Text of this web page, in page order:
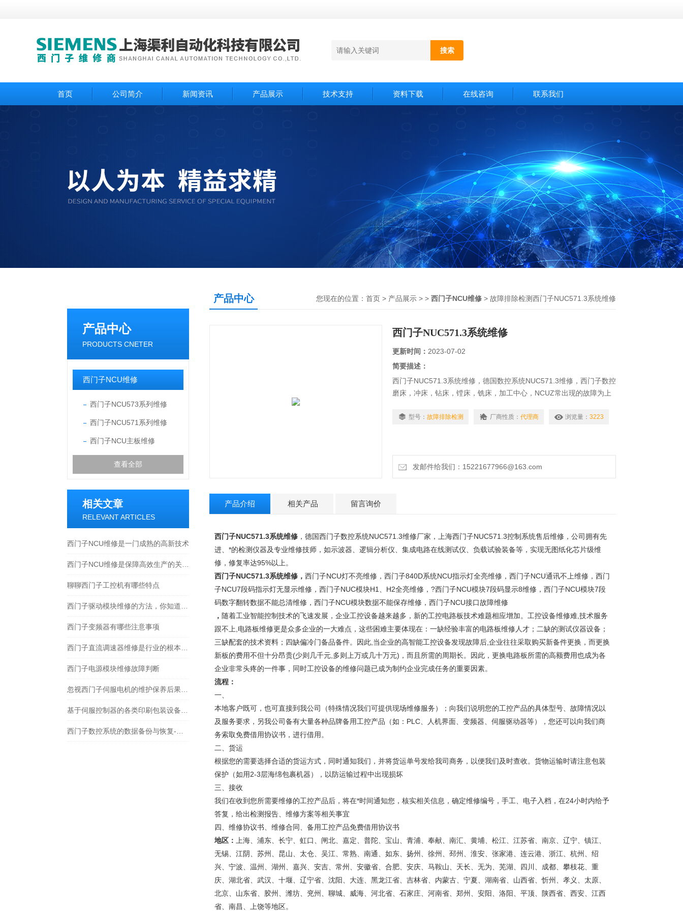
首页 公司简介 新闻资讯 产品展示 技术支持 资料下载 在线咨询 联系我们
产品中心
PRODUCTS CNETER
西门子NCU维修
西门子NCU573系列维修
西门子NCU571系列维修
西门子NCU主板维修
查看全部
相关文章
RELEVANT ARTICLES
西门子NCU维修是一门成熟的高新技术
聊聊西门子工控机有哪些特点
西门子变频器有哪些注意事项
西门子电源模块维修故障判断
产品中心 您现在的位置： 首页 > 产品展示 > > 西门子NCU维修 > 故障排除检测西门子NUC571.3系统维修
西门子NUC571.3系统维修
更新时间： 2023-07-02
简要描述：
西门子NUC571.3系统维修，德国数控系统NUC571.3维修，西门子数控
磨床，冲床，钻床，镗床，铣床，加工中心，NCUZ常出现的故障为上
数码管走“106“和“109“等。如果NCU出现上述报警均属于NCU有故障，
型号： 故障排除检测 厂商性质： 代理商 浏览量： 3223
发邮件给我们：15221677966@163.com
产品介绍 相关产品 留言询价
西门子NUC571.3系统维修 ，德国西门子数控系统NUC571.3维修厂家，上海西门子NUC571.3控制系统售后维修，公司拥有先
进、*的检测仪器及专业维修技师，如示波器、逻辑分析仪、集成电路在线测试仪、负载试验装备等，实现无图纸化芯片级维
修，修复率达95%以上。
西门子NUC571.3系统维修 ， 西门子NCU灯不亮维修，西门子840D系统NCU指示灯全亮维修，西门子NCU通讯不上维修，西门
子NCU7段码指示灯无显示维修，西门子NUC模块H1、H2全亮维修，?西门子NCU模块7段码显示8维修，西门子NCU模块7段
码数字翻转数据不能总清维修，西门子NCU模块数据不能保存维修，西门子NCU接口故障维修
， 随着工业智能控制技术的飞速发展，企业工控设备越来越多，新的工控电路板技术难题相应增加。工控设备维修难,技术服务
跟不上,电路板维修更是众多企业的一大难点，这些困难主要体现在：一缺经验丰富的电路板维修人才；二缺的测试仪器设备；
三缺配套的技术资料；四缺偏冷门备品备件。因此,当企业的高智能工控设备发现故障后,企业往往采取购买新备件更换，而更换
新板的费用不但十分昂贵(少则几千元,多则上万或几十万元)，而且所需的周期长。因此，更换电路板所需的高额费用也成为各
企业非常头疼的一件事，同时工控设备的维修问题已成为制约企业完成任务的重要因素。
流程：
一、
本地客户既可，也可直接到我公司（特殊情况我们可提供现场维修服务）；向我们说明您的工控产品的具体型号、故障情况以
及服务要求，另我公司备有大量各种品牌备用工控产品（如：PLC、人机界面、变频器、伺服驱动器等），您还可以向我们商
务索取免费借用协议书，进行借用。
二、货运
根据您的需要选择合适的货运方式，同时通知我们，并将货运单号发给我司商务，以便我们及时查收。货物运输时请注意包装
保护（如用2-3层海绵包裹机器），以防运输过程中出现损坏
三、接收
我们在收到您所需要维修的工控产品后，将在*时间通知您，核实相关信息，确定维修编号，手工、电子入档，在24小时内给予
答复，给出检测报告、维修方案等相关事宜
四、维修协议书、维修合同、备用工控产品免费借用协议书
地区：
上海、浦东、长宁、虹口、闸北、嘉定、普陀、宝山、青浦、奉献、南汇、黄埔、松江、江苏省、南京、辽宁、镇江、
无锡、江阴、苏州、昆山、太仓、吴江、常熟、南通、如东、扬州、徐州、邳州、淮安、张家港、连云港、浙江、杭州、绍
兴、宁波、温州、湖州、嘉兴、安吉、常州、安徽省、合肥、安庆、马鞍山、天长、无为、芜湖、四川、成都、攀枝花、重
庆、湖北省、武汉、十堰、辽宁省、沈阳、大连、黑龙江省、吉林省、内蒙古、宁夏、湖南省、山西省、忻州、孝义、太原、
北京、山东省、胶州、潍坊、兖州、聊城、威海、河北省、石家庄、河南省、郑州、安阳、洛阳、平顶、陕西省、西安、江西
省、南昌、上饶等地区。